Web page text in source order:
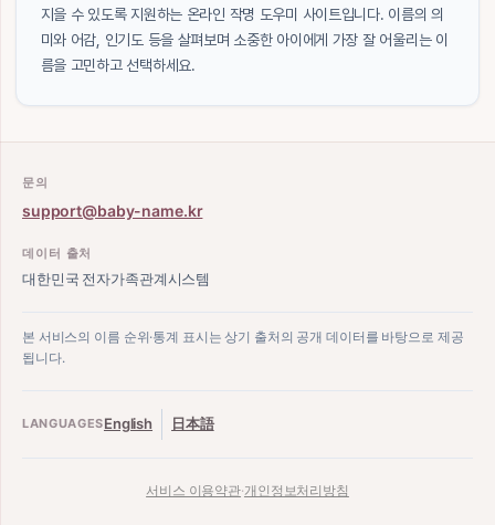
지을 수 있도록 지원하는 온라인 작명 도우미 사이트입니다. 이름의 의
미와 어감, 인기도 등을 살펴보며 소중한 아이에게 가장 잘 어울리는 이
름을 고민하고 선택하세요.
문의
support@baby-name.kr
데이터 출처
대한민국 전자가족관계시스템
본 서비스의 이름 순위·통계 표시는 상기 출처의 공개 데이터를 바탕으로 제공
됩니다.
LANGUAGESEnglish 日本語
서비스 이용약관·개인정보처리방침